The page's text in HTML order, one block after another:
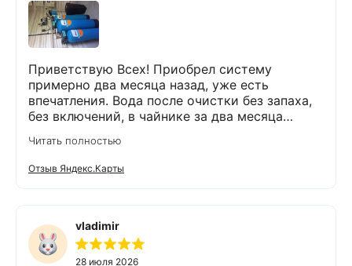
Приветствую Всех! Приобрел систему
примерно два месяца назад, уже есть
впечатления. Вода после очистки без запаха,
без включений, в чайнике за два месяца
работает. Оборудование, несмотря на
размеры, поставили компактно, сбоев не
было. Спасибо Экодару за хорошую работу.
Читать полностью
Отзыв Яндекс.Карты
vladimir
28 июля 2026